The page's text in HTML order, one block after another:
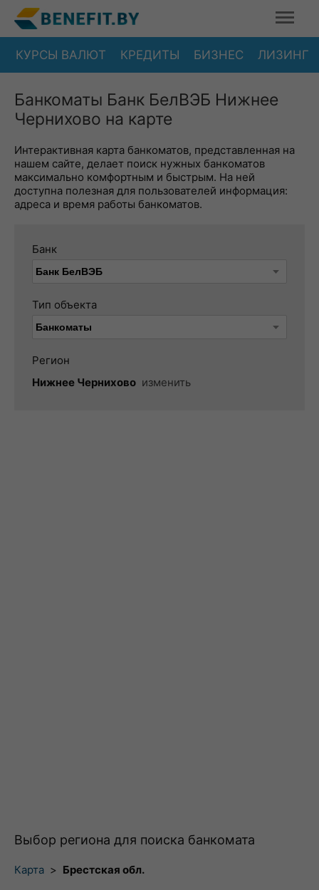
КУРСЫ ВАЛЮТ КРЕДИТЫ БИЗНЕС ЛИЗИНГ
Банкоматы Банк БелВЭБ Нижнее
Чернихово на карте
Интерактивная карта банкоматов, представленная на
нашем сайте, делает поиск нужных банкоматов
максимально комфортным и быстрым. На ней
доступна полезная для пользователей информация:
адреса и время работы банкоматов.
Банк
Тип объекта
Регион
Нижнее Чернихово изменить
Выбор региона для поиска банкомата
Карта > Брестская обл.